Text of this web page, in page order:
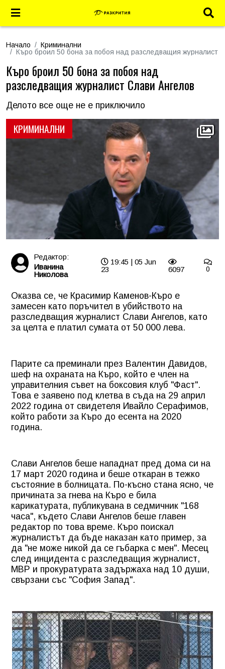
Начало
Криминални
Къро броил 50 бона за побоя над разследващия журналист
КРИМИНАЛНИ
Къро броил 50 бона за побоя над
разследващия журналист Слави Ангелов
Делото все още не е приключило
Редактор:
Иванина
Николова
19:45 | 05 Jun
23
6097 0
Оказва се, че Красимир Каменов-Къро е
замесен като поръчител в убийството на
разследващия журналист Слави Ангелов, като
за целта е платил сумата от 50 000 лева.
Парите са преминали през Валентин Давидов,
шеф на охраната на Къро, който е член на
управителния съвет на боксовия клуб "Фаст".
Това е заявено под клетва в съда на 29 април
2022 година от свидетеля Ивайло Серафимов,
който работи за Къро до есента на 2020
година.
Слави Ангелов беше нападнат пред дома си на
17 март 2020 година и беше откаран в тежко
състояние в болницата. По-късно стана ясно, че
причината за гнева на Къро е била
карикатурата, публикувана в седмичник "168
часа", където Слави Ангелов беше главен
редактор по това време. Къро поискал
журналистът да бъде наказан като пример, за
да "не може никой да се гъбарка с мен". Месец
след инцидента с разследващия журналист,
МВР и прокуратурата задържаха над 10 души,
свързани със "София Запад".